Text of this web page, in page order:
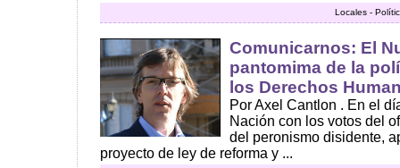
Locales -
Comunicarnos: El
pantomima de la
los Derechos
Por Axel Cantlon . En el
Nación con los votos del
del peronismo disidente,
proyecto de ley de reforma y ...